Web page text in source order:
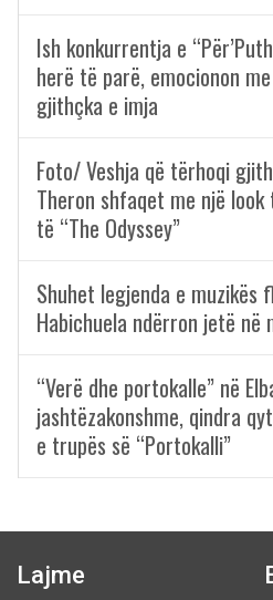
Ish konkurrentja e
herë të parë, emocionon
gjithçka e imja
Foto/ Veshja që tërhoqi
Theron shfaqet me një
të “The Odyssey”
Shuhet legjenda e muzikës
Habichuela ndërron jetë në
“Verë dhe portokalle” në
jashtëzakonshme, qindra
e trupës së “Portokalli”
Lajme